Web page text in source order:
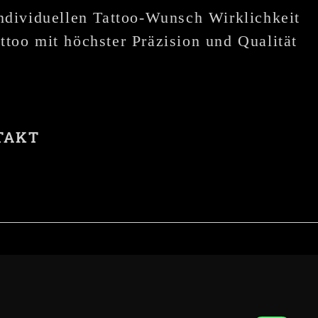
Tattoo-Wunsch Wirklichkeit
mit höchster Präzision und Qualität